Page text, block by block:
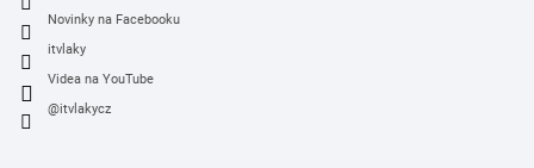
Novinky na Facebooku
itvlaky
Videa na YouTube
@itvlakycz